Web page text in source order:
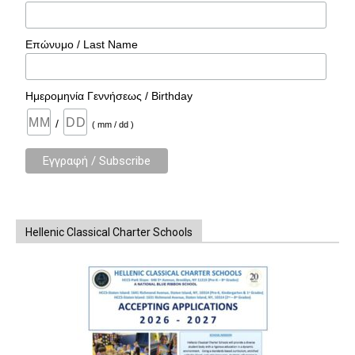
Επώνυμο / Last Name
Ημερομηνία Γεννήσεως / Birthday
/ ( mm / dd )
Hellenic Classical Charter Schools